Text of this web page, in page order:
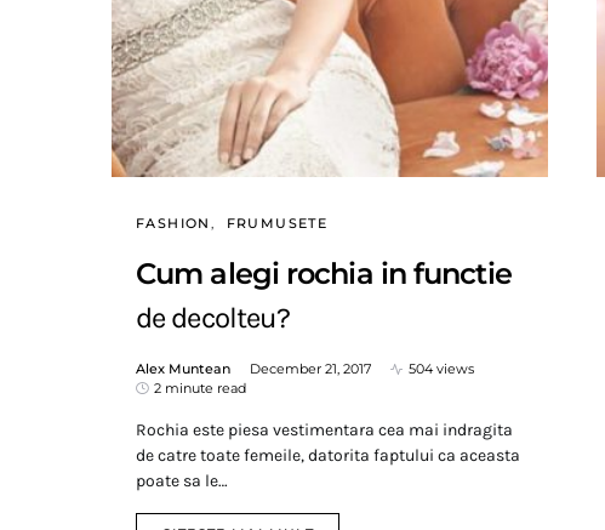
FASHION FRUMUSETE
Cum alegi rochia in functie
de decolteu?
Alex Muntean December 21, 2017
504 views
2 minute read
Rochia este piesa vestimentara cea mai indragita
de catre toate femeile, datorita faptului ca aceasta
poate sa le…